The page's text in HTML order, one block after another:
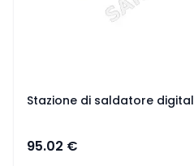
Stazione di saldatore
95.02 €